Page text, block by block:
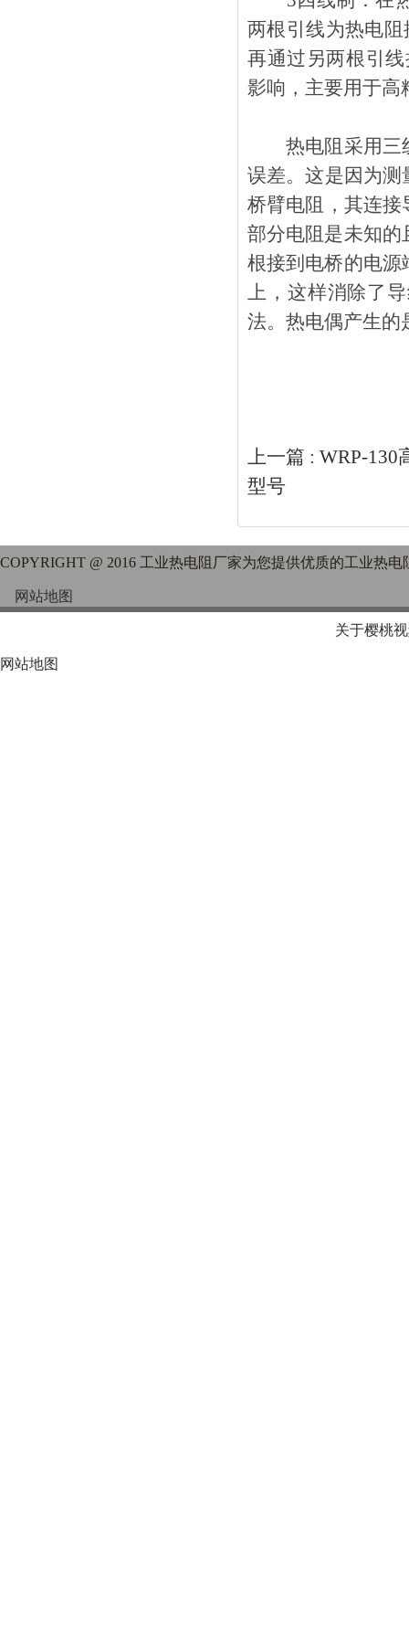
两根引线为热电
再通过另两根引线
影响，主要用于高
热电阻采用三线
误差。这是因
桥臂电阻，其连
部分电阻是未知的且
根接到电桥的电源
上，这样消除
法。热电偶产生的
上一篇 : WRP-130
型号
COPYRIGHT @ 2016 工业热电阻厂家为您提供优质的工业热电阻
网站地图
关于樱桃
网站地图